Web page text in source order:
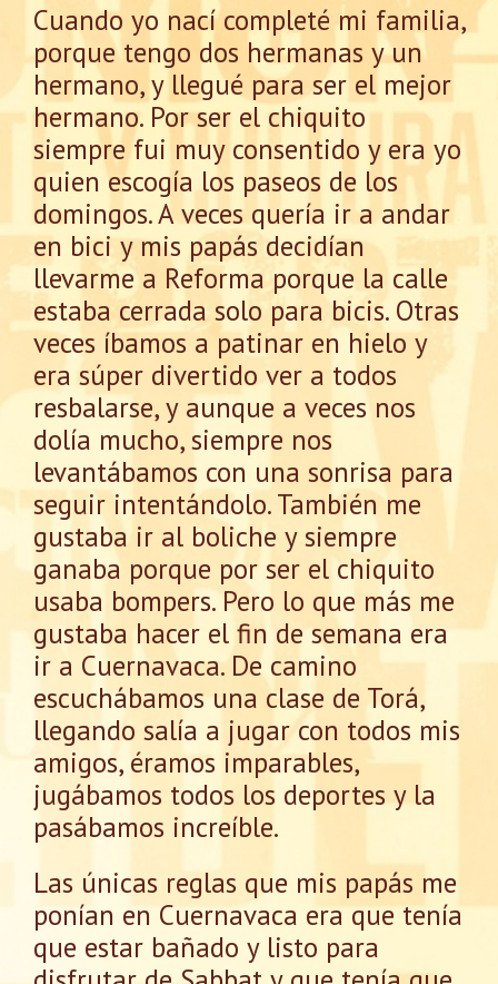
Cuando yo nací completé mi familia,
porque tengo dos hermanas y un
hermano, y llegué para ser el mejor
hermano. Por ser el chiquito
siempre fui muy consentido y era yo
quien escogía los paseos de los
domingos. A veces quería ir a andar
en bici y mis papás decidían
llevarme a Reforma porque la calle
estaba cerrada solo para bicis. Otras
veces íbamos a patinar en hielo y
era súper divertido ver a todos
resbalarse, y aunque a veces nos
dolía mucho, siempre nos
levantábamos con una sonrisa para
seguir intentándolo. También me
gustaba ir al boliche y siempre
ganaba porque por ser el chiquito
usaba bompers. Pero lo que más me
gustaba hacer el fin de semana era
ir a Cuernavaca. De camino
escuchábamos una clase de Torá,
llegando salía a jugar con todos mis
amigos, éramos imparables,
jugábamos todos los deportes y la
pasábamos increíble.
Las únicas reglas que mis papás me
ponían en Cuernavaca era que tenía
que estar bañado y listo para